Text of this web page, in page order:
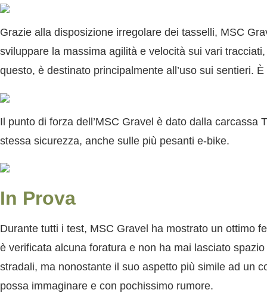
Grazie alla disposizione irregolare dei tasselli, MSC
sviluppare la massima agilità e velocità sui vari
questo, è destinato principalmente all’uso sui sentieri.
Il punto di forza dell’MSC Gravel è dato dalla carcassa
stessa sicurezza, anche sulle più pesanti e-bike.
In Prova
Durante tutti i test, MSC Gravel ha mostrato un ottimo
è verificata alcuna foratura e non ha mai lasciato
stradali, ma nonostante il suo aspetto più simile ad un
possa immaginare e con pochissimo rumore.